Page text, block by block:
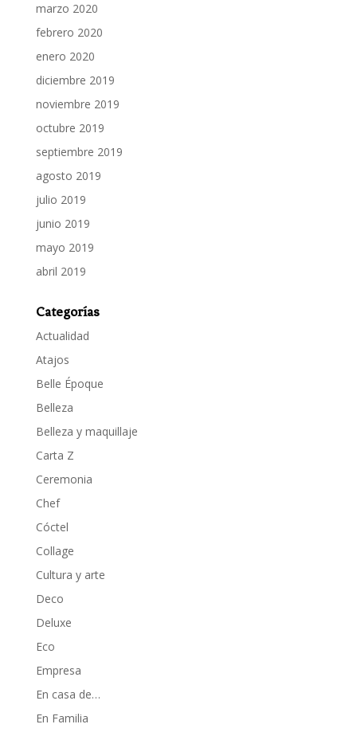
marzo 2020
febrero 2020
enero 2020
diciembre 2019
noviembre 2019
octubre 2019
septiembre 2019
agosto 2019
julio 2019
junio 2019
mayo 2019
abril 2019
Categorías
Actualidad
Atajos
Belle Époque
Belleza
Belleza y maquillaje
Carta Z
Ceremonia
Chef
Cóctel
Collage
Cultura y arte
Deco
Deluxe
Eco
Empresa
En casa de…
En Familia